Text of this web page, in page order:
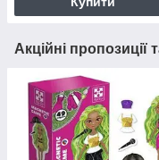
Акційні пропозиції